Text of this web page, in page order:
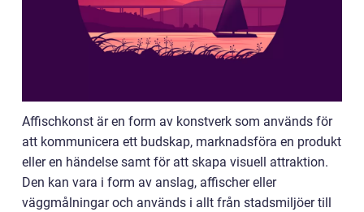
Affischkonst är en form av konstverk som används för
att kommunicera ett budskap, marknadsföra en produkt
eller en händelse samt för att skapa visuell attraktion.
Den kan vara i form av anslag, affischer eller
väggmålningar och används i allt från stadsmiljöer till